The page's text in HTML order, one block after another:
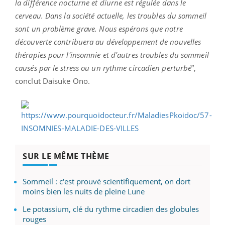
la différence nocturne et diurne est régulée dans le
cerveau. Dans la société actuelle, les troubles du sommeil
sont un problème grave. Nous espérons que notre
découverte contribuera au développement de nouvelles
thérapies pour l'insomnie et d'autres troubles du sommeil
causés par le stress ou un rythme circadien perturbé”,
conclut Daisuke Ono.
SUR LE MÊME THÈME
Sommeil : c'est prouvé scientifiquement, on dort
moins bien les nuits de pleine Lune
Le potassium, clé du rythme circadien des globules
rouges